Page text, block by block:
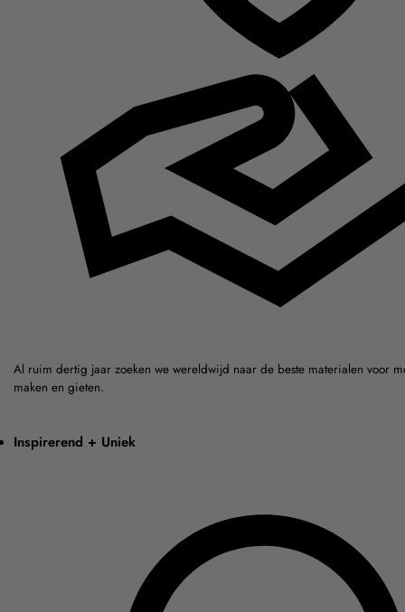
Al ruim dertig jaar zoeken we wereldwijd naar de beste materialen voor
maken en gieten.
Inspirerend + Uniek